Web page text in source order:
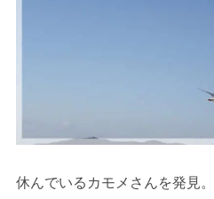
休んでいるカモメさんを発見。